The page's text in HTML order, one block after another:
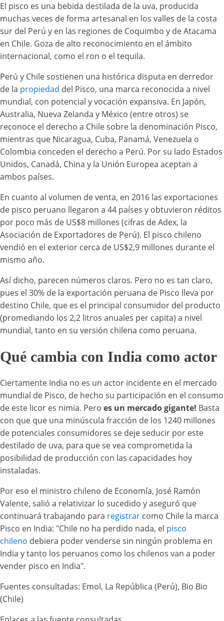
El pisco es una bebida destilada de la uva, producida
muchas veces de forma artesanal en los valles de la costa
sur del Perú y en las regiones de Coquimbo y de Atacama
en Chile. Goza de alto reconocimiento en el ámbito
internacional, como el ron o el tequila.
Perú y Chile sostienen una histórica disputa en derredor
de la propiedad del Pisco, una marca reconocida a nivel
mundial, con potencial y vocación expansiva. En Japón,
Australia, Nueva Zelanda y México (entre otros) se
reconoce el derecho a Chile sobre la denominación Pisco,
mientras que Nicaragua, Cuba, Panamá, Venezuela o
Colombia conceden el derecho a Perú. Por su lado Estados
Unidos, Canadá, China y la Unión Europea aceptan a
ambos países.
En cuanto al volumen de venta, en 2016 las exportaciones
de pisco peruano llegaron a 44 países y obtuvieron réditos
por poco más de US$8 millones (cifras de Adex, la
Asociación de Exportadores de Perú). El pisco chileno
vendió en el exterior cerca de US$2,9 millones durante el
mismo año.
Así dicho, parecen números claros. Pero no es tan claro,
pues el 30% de la exportación peruana de Pisco lleva por
destino Chile, que es el principal consumidor del producto
(promediando los 2,2 litros anuales per capita) a nivel
mundial, tanto en su versión chilena como peruana.
Qué cambia con India como actor
Ciertamente India no es un actor incidente en el mercado
mundial de Pisco, de hecho su participación en el consumo
de este licor es nimia. Pero es un mercado gigante! Basta
con que que una minúscula fracción de los 1240 millones
de potenciales consumidores se deje seducir por este
destilado de uva, para que se vea comprometida la
posibilidad de producción con las capacidades hoy
instaladas.
Por eso el ministro chileno de Economía, José Ramón
Valente, salió a relativizar lo sucedido y aseguró que
continuará trabajando para registrar como Chile la marca
Pisco en India: "Chile no ha perdido nada, el pisco
chileno debiera poder venderse sin ningún problema en
India y tanto los peruanos como los chilenos van a poder
vender pisco en India".
Fuentes consultadas: Emol, La República (Perú), Bio Bio
(Chile)